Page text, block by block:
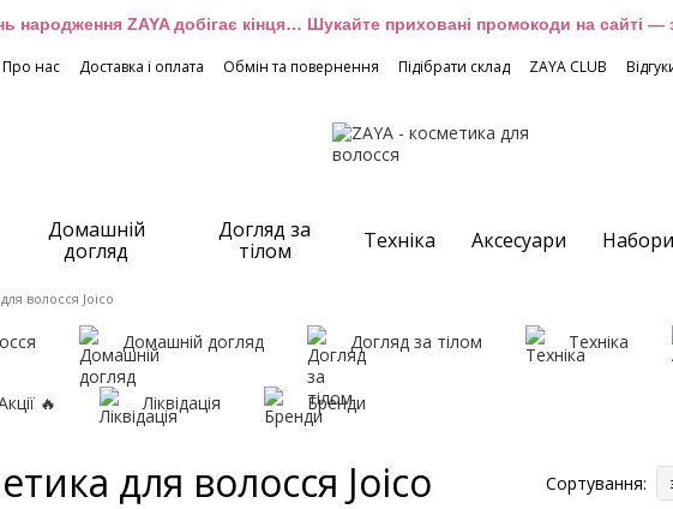
народження ZAYA добігає кінця… Шукайте приховані промокоди на сайті —
Про нас Доставка і оплата Обмін та повернення Підібрати склад ZAYA CLUB
Домашній
догляд
Догляд за
тілом
Техніка Аксесуари Набори
волосся Joico
Домашній догляд Догляд за тілом Техніка
🔥 Ліквідація Бренди
для волосся Joico Сортування: